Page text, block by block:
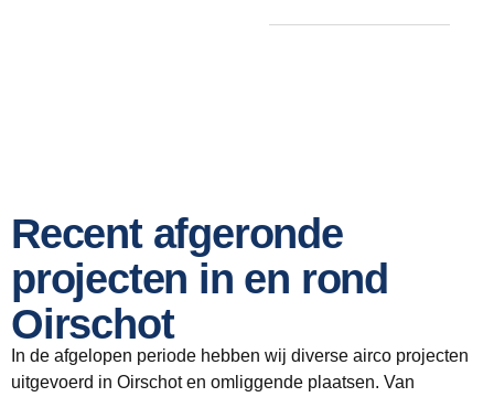
Recent afgeronde
projecten in en rond
Oirschot
In de afgelopen periode hebben wij diverse airco projecten
uitgevoerd in Oirschot en omliggende plaatsen. Van